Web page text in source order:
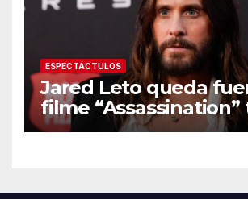
ESPECTÁCTULOS
Jared Leto queda
filme “Assassination”
resurgir denuncias de